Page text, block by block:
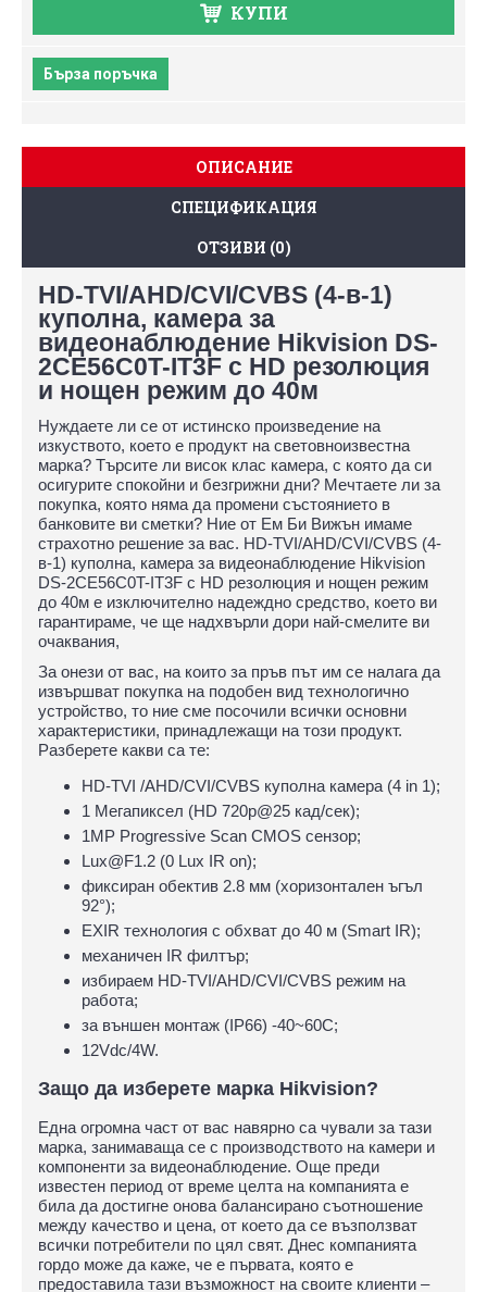
КУПИ
Бърза поръчка
ОПИСАНИЕ
СПЕЦИФИКАЦИЯ
ОТЗИВИ (0)
HD-TVI/AHD/CVI/CVBS (4-в-1)
куполна, камера за
видеонаблюдение Hikvision DS-
2CE56C0T-IT3F с HD резолюция
и нощен режим до 40м
Нуждаете ли се от истинско произведение на
изкуството, което е продукт на световноизвестна
марка? Търсите ли висок клас камера, с която да си
осигурите спокойни и безгрижни дни? Мечтаете ли за
покупка, която няма да промени състоянието в
банковите ви сметки? Ние от Ем Би Вижън имаме
страхотно решение за вас. HD-TVI/AHD/CVI/CVBS (4-
в-1) куполна, камера за видеонаблюдение Hikvision
DS-2CE56C0T-IT3F с HD резолюция и нощен режим
до 40м е изключително надеждно средство, което ви
гарантираме, че ще надхвърли дори най-смелите ви
очаквания,
За онези от вас, на които за пръв път им се налага да
извършват покупка на подобен вид технологично
устройство, то ние сме посочили всички основни
характеристики, принадлежащи на този продукт.
Разберете какви са те:
HD-TVI /AHD/CVI/CVBS куполна камера (4 in 1);
1 Мегапиксел (HD 720p@25 кад/сек);
1MP Progressive Scan CMOS сензор;
Lux@F1.2 (0 Lux IR on);
фиксиран обектив 2.8 мм (хоризонтален ъгъл
92°);
EXIR технология с обхват до 40 м (Smart IR);
механичен IR филтър;
избираем HD-TVI/AHD/CVI/CVBS режим на
работа;
за външен монтаж (IP66) -40~60C;
12Vdc/4W.
Защо да изберете марка Hikvision?
Една огромна част от вас навярно са чували за тази
марка, занимаваща се с производството на камери и
компоненти за видеонаблюдение. Още преди
известен период от време целта на компанията е
била да достигне онова балансирано съотношение
между качество и цена, от което да се възползват
всички потребители по цял свят. Днес компанията
гордо може да каже, че е първата, която е
предоставила тази възможност на своите клиенти –